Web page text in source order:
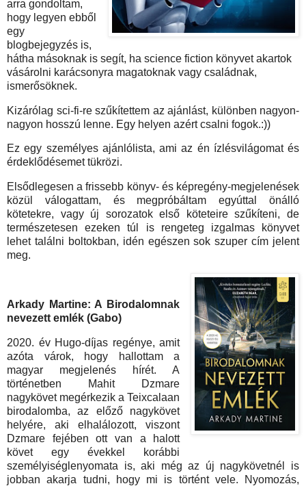
arra gondoltam,
hogy legyen ebből
egy
blogbejegyzés is,
hátha másoknak is segít, ha science fiction könyvet akartok
vásárolni karácsonyra magatoknak vagy családnak,
ismerősöknek.
Kizárólag sci-fi-re szűkítettem az ajánlást, különben nagyon-
nagyon hosszú lenne. Egy helyen azért csalni fogok.:))
Ez egy személyes ajánlólista, ami az én ízlésvilágomat és
érdeklődésemet tükrözi.
Elsődlegesen a frissebb könyv- és képregény-megjelenések
közül válogattam, és megpróbáltam egyúttal önálló
kötetekre, vagy új sorozatok első köteteire szűkíteni, de
természetesen ezeken túl is rengeteg izgalmas könyvet
lehet találni boltokban, idén egészen sok szuper cím jelent
meg.
Arkady Martine: A Birodalomnak
nevezett emlék (Gabo)
2020. év Hugo-díjas regénye, amit
azóta várok, hogy hallottam a
magyar megjelenés hírét. A
történetben Mahit Dzmare
nagykövet megérkezik a Teixcalaan
birodalomba, az előző nagykövet
helyére, aki elhalálozott, viszont
Dzmare fejében ott van a halott
követ egy évekkel korábbi
személyiséglenyomata is, aki még az új nagykövetnél is
jobban akarja tudni, hogy mi is történt vele. Nyomozás,